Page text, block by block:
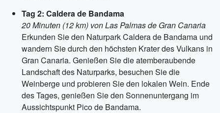
Tag 2: Caldera de Bandama
20 Minuten (12 km) von Las Palmas de Gran Canaria
Erkunden Sie den Naturpark Caldera de Bandama und
wandern Sie durch den höchsten Krater des Vulkans in
Gran Canaria. Genießen Sie die atemberaubende
Landschaft des Naturparks, besuchen Sie die
Weinberge und probieren Sie den lokalen Wein. Ende
des Tages, genießen Sie den Sonnenuntergang im
Aussichtspunkt Pico de Bandama.